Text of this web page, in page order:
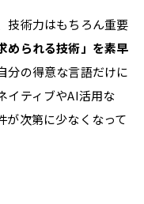
技術力はもちろん重要
められる技術」を素早
分の得意な言語だけに
イティブやAI活用な
が次第に少なくなって